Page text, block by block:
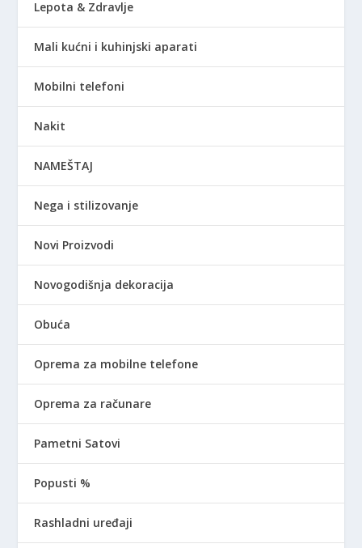
Lepota & Zdravlje
Mali kućni i kuhinjski aparati
Mobilni telefoni
Nakit
NAMEŠTAJ
Nega i stilizovanje
Novi Proizvodi
Novogodišnja dekoracija
Obuća
Oprema za mobilne telefone
Oprema za računare
Pametni Satovi
Popusti %
Rashladni uređaji